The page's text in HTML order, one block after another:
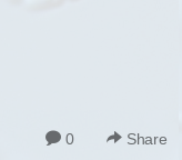
0 Share